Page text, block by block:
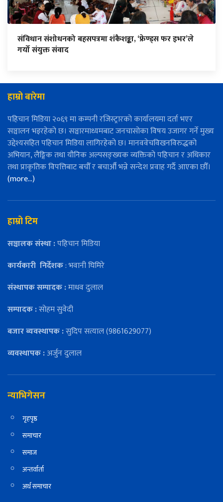
संविधान संशोधनको बहसपत्रमा शंकैशङ्का, ‘फ्रेण्ड्स फर इभर’ले
गर्यो संयुक्त संवाद
हाम्रो बारेमा
पहिचान मिडिया २०६९ मा कम्पनी रजिस्ट्रारको कार्यालयमा दर्ता भएर
सञ्चालन भइरहेको छ। सञ्चारमाध्यमबाट जनचासोका विषय उजागर गर्ने मुख्य
उद्देश्यसहित पहिचान मिडिया लागिरहेको छ। मानववेचविखनविरुद्धको
अभियान, लैङ्गिक तथा यौनिक अल्पसङ्ख्यक व्यक्तिको पहिचान र अधिकार
तथा प्राकृतिक विपत्तिबाट बचौँ र बचाऔँ भन्ने सन्देश प्रवाह गर्दै आएका छौँ।
(more…)
हाम्रो टिम
सञ्चालक संस्था :पहिचान मिडिया
कार्यकारी निर्देशक: भवानी घिमिरे
संस्थापक सम्पादक :माधव दुलाल
सम्पादक :सोहम सुवेदी
बजार ब्यवस्थापक :सुदिप सत्याल (9861629077)
व्यवस्थापक :अर्जुन दुलाल
न्याभिगेसन
गृहपृष्ठ
समाचार
समाज
अन्तर्वार्ता
अर्थ समाचार